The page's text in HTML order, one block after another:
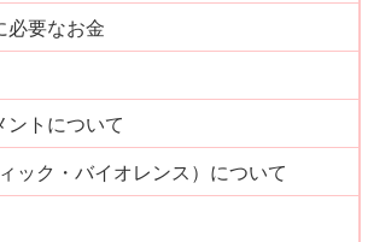
必要なお金
ントについて
ック・バイオレンス）について